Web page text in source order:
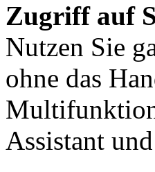
Zugriff auf
Nutzen Sie
ohne das
Assistant